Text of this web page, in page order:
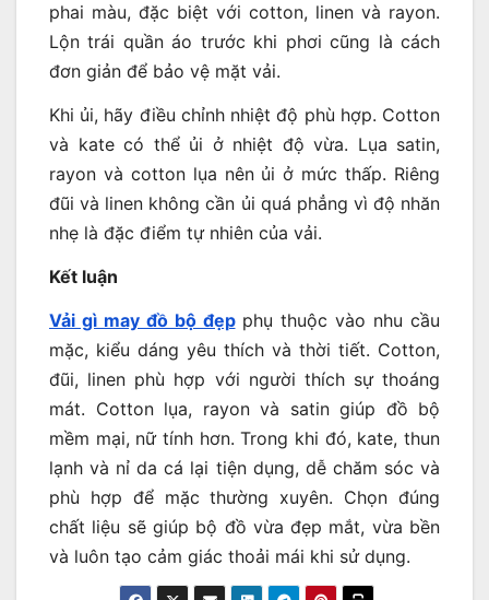
phai màu, đặc biệt với cotton, linen và rayon.
Lộn trái quần áo trước khi phơi cũng là cách
đơn giản để bảo vệ mặt vải.
Khi ủi, hãy điều chỉnh nhiệt độ phù hợp. Cotton
và kate có thể ủi ở nhiệt độ vừa. Lụa satin,
rayon và cotton lụa nên ủi ở mức thấp. Riêng
đũi và linen không cần ủi quá phẳng vì độ nhăn
nhẹ là đặc điểm tự nhiên của vải.
Kết luận
Vải gì may đồ bộ đẹpphụ thuộc vào nhu cầu
mặc, kiểu dáng yêu thích và thời tiết. Cotton,
đũi, linen phù hợp với người thích sự thoáng
mát. Cotton lụa, rayon và satin giúp đồ bộ
mềm mại, nữ tính hơn. Trong khi đó, kate, thun
lạnh và nỉ da cá lại tiện dụng, dễ chăm sóc và
phù hợp để mặc thường xuyên. Chọn đúng
chất liệu sẽ giúp bộ đồ vừa đẹp mắt, vừa bền
và luôn tạo cảm giác thoải mái khi sử dụng.